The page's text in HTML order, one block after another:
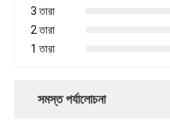
3 তারা
2 তারা
1 তারা
সমস্ত পর্যালোচনা